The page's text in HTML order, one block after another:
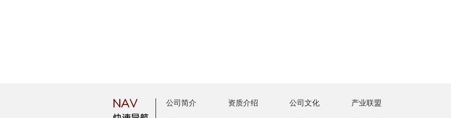
公司简介 资质介绍 公司文化 产业联盟